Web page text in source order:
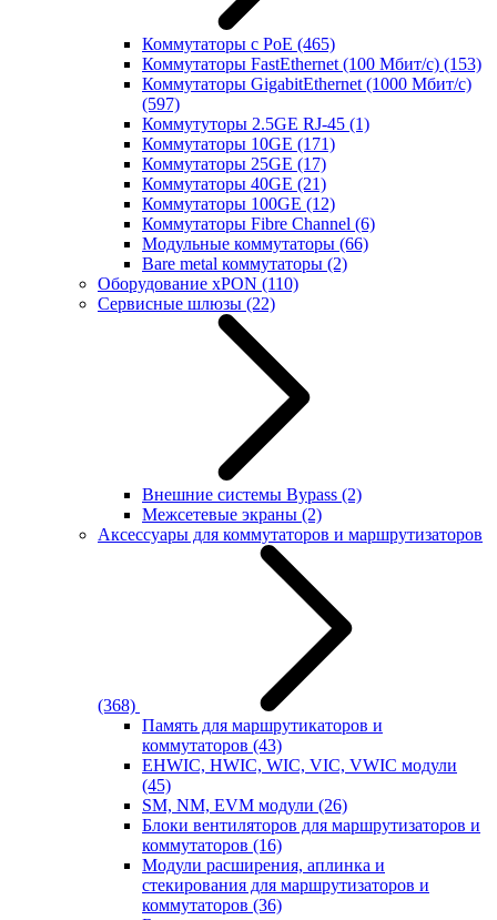
Коммутаторы с PoE (465)
Коммутаторы FastEthernet (100 Мбит/с) (153)
Коммутаторы GigabitEthernet (1000 Мбит/с)
(597)
Коммутуторы 2.5GE RJ-45 (1)
Коммутаторы 10GE (171)
Коммутаторы 25GE (17)
Коммутаторы 40GE (21)
Коммутаторы 100GE (12)
Коммутаторы Fibre Channel (6)
Модульные коммутаторы (66)
Bare metal коммутаторы (2)
Оборудование xPON (110)
Сервисные шлюзы (22)
Внешние системы Bypass (2)
Межсетевые экраны (2)
Аксессуары для коммутаторов и маршрутизаторов
(368)
Память для маршрутикаторов и
коммутаторов (43)
EHWIC, HWIC, WIC, VIC, VWIC модули
(45)
SM, NM, EVM модули (26)
Блоки вентиляторов для маршрутизаторов и
коммутаторов (16)
Модули расширения, аплинка и
стекирования для маршрутизаторов и
коммутаторов (36)